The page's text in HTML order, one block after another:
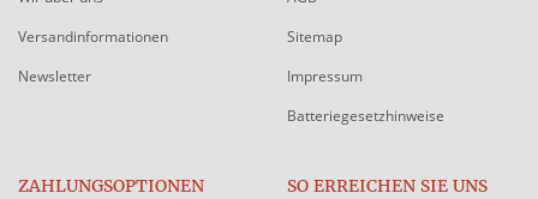
Versandinformationen
Newsletter
Sitemap
Impressum
Batteriegesetzhinweise
ZAHLUNGSOPTIONEN SO ERREICHEN SIE UNS